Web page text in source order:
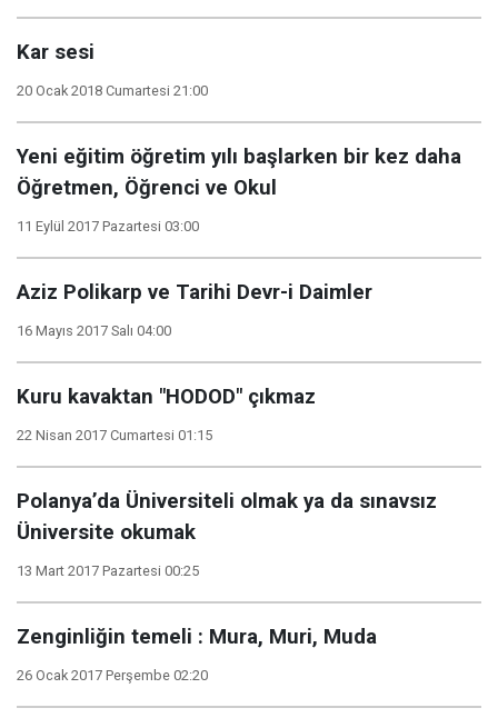
Kar sesi
20 Ocak 2018 Cumartesi 21:00
Yeni eğitim öğretim yılı başlarken bir kez daha
Öğretmen, Öğrenci ve Okul
11 Eylül 2017 Pazartesi 03:00
Aziz Polikarp ve Tarihi Devr-i Daimler
16 Mayıs 2017 Salı 04:00
Kuru kavaktan "HODOD" çıkmaz
22 Nisan 2017 Cumartesi 01:15
Polanya’da Üniversiteli olmak ya da sınavsız
Üniversite okumak
13 Mart 2017 Pazartesi 00:25
Zenginliğin temeli : Mura, Muri, Muda
26 Ocak 2017 Perşembe 02:20